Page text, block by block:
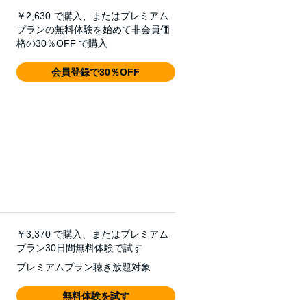
￥2,630 で購入、またはプレミアム
プランの無料体験を始めて非会員価
格の30％OFF で購入
会員登録で30％OFF
￥3,370 で購入、またはプレミアム
プラン30日間無料体験で試す
プレミアムプラン聴き放題対象
無料体験を試す